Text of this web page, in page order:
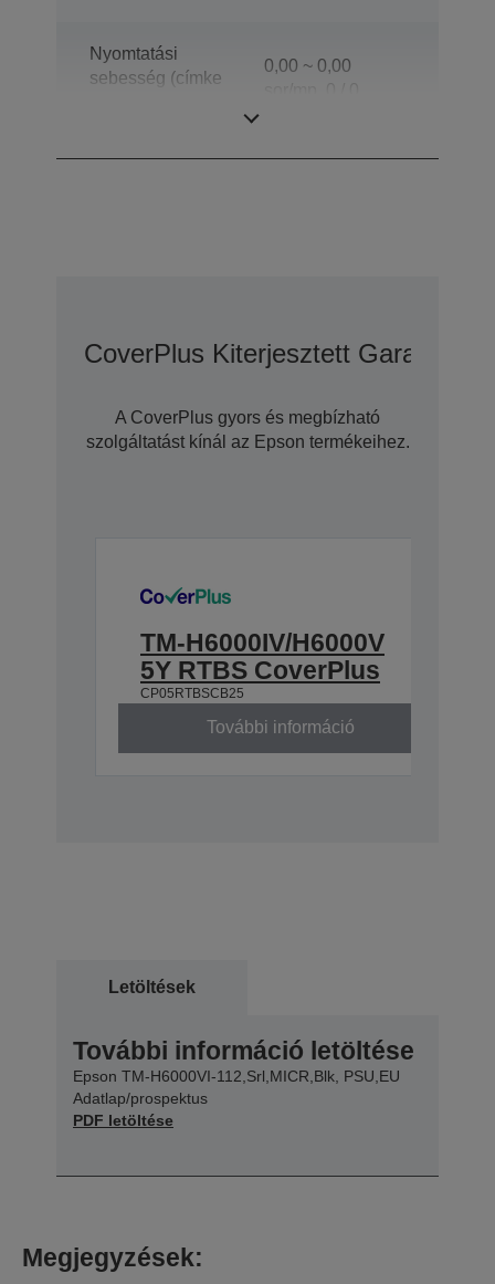
Nyomtatási
sebesség (címke
0,00 ~ 0,00
CoverPlus Kiterjesztett
A CoverPlus gyors és megbízható
szolgáltatást kínál az Epson termékeihez.
TM-H6000IV/H6000V
5Y RTBS CoverPlus
CP05RTBSCB25
További információ
Letöltések
További információ letöltése
Epson TM-H6000VI-112,Srl,MICR,Blk, PSU,EU
Adatlap/prospektus
PDF letöltése
Megjegyzések: